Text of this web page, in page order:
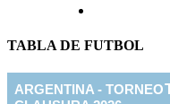
TABLA DE FUTBOL